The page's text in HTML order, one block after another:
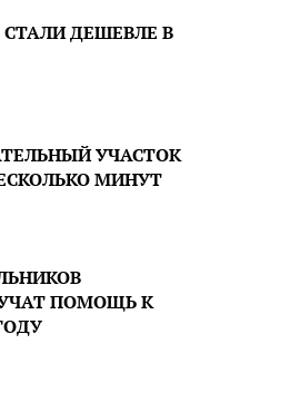
СТАЛИ ДЕШЕВЛЕ В
УЧАСТОК
МИНУТ
ПОМОЩЬ К